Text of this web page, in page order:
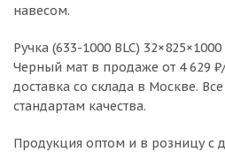
навесом.
Ручка (633-1000 BLC)
Черный мат в продаже от 4 629
доставка со склада в Москве.
стандартам качества.
Продукция оптом и в розницу с